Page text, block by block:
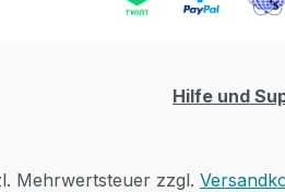
Hilfe und
Mehrwertsteuer zzgl.